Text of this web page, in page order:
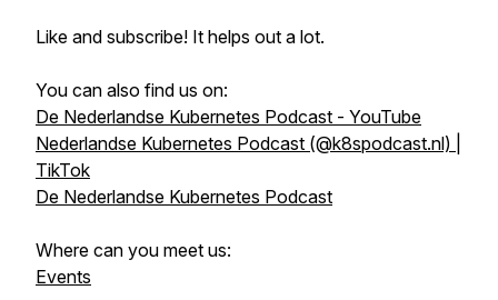
Like and subscribe! It helps out a lot.
You can also find us on:
De Nederlandse Kubernetes Podcast - YouTube
Nederlandse Kubernetes Podcast (@k8spodcast.nl) |
TikTok
De Nederlandse Kubernetes Podcast
Where can you meet us:
Events